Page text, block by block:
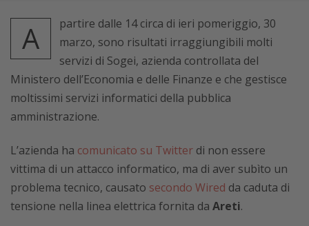
A
partire dalle 14 circa di ieri pomeriggio, 30
marzo, sono risultati irraggiungibili molti
servizi di Sogei, azienda controllata del
Ministero dell’Economia e delle Finanze e che gestisce
moltissimi servizi informatici della pubblica
amministrazione.
L’azienda ha comunicato su Twitter di non essere
vittima di un attacco informatico, ma di aver subìto un
problema tecnico, causato secondo Wired da caduta di
tensione nella linea elettrica fornita da Areti.